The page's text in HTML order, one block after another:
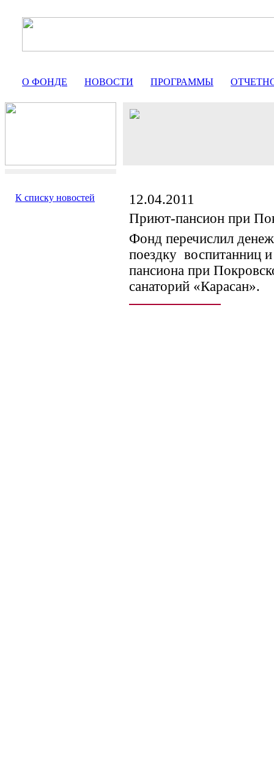
О ФОНДЕ НОВОСТИ ПРОГРАММЫ
К списку новостей
12.04.2011
Приют-пансион при
Фонд перечислил
поездку воспитанниц
пансиона при
санаторий «Карасан».